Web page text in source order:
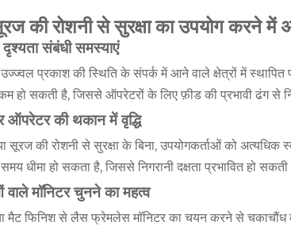
की रोशनी से सुरक्षा का उपयोग करने में
संबंधी समस्याएं
उज्ज्वल प्रकाश की स्थिति के संपर्क में आने वाले क्षेत्रों में
हो सकती है, जिससे ऑपरेटरों के लिए फ़ीड की प्रभावी ढंग से
की थकान में वृद्धि
सूरज की रोशनी से सुरक्षा के बिना, उपयोगकर्ताओं को
धीमा हो सकता है, जिससे निगरानी दक्षता प्रभावित हो सकती
मॉनिटर चुनने का महत्व
मैट फिनिश से लैस फ्रेमलेस मॉनिटर का चयन करने से